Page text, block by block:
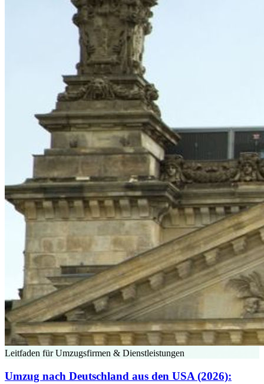
Leitfaden für Umzugsfirmen & Dienstleistungen
Umzug nach Deutschland aus den USA (2026):